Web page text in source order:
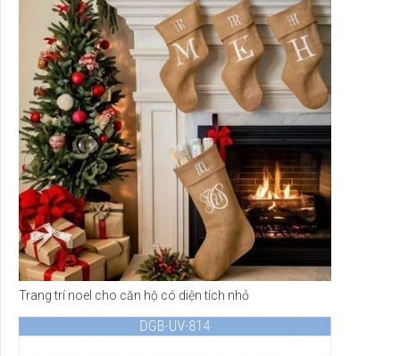
Trang trí noel cho căn hộ có diện tích nhỏ